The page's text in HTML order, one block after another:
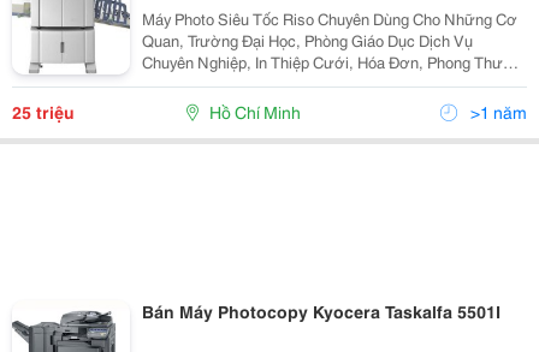
Máy Photo Siêu Tốc Riso Chuyên Dùng Cho Những Cơ
Quan, Trường Đại Học, Phòng Giáo Dục Dịch Vụ
Chuyên Nghiệp, In Thiệp Cưới, Hóa Đơn, Phong Thư
Chuyên Nghiệp Tốc Độ Từ 60 - 150 Bản Chụp/Phút.
Công Nghệ Nhật. Bả
25 triệu Hồ Chí Minh >1 năm
Bán Máy Photocopy Kyocera Taskalfa 5501I